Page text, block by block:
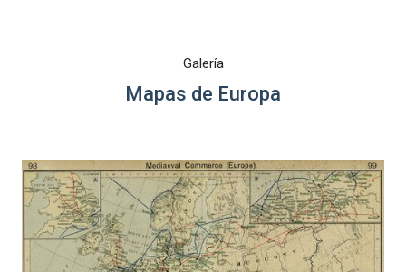
Galería
Mapas de Europa